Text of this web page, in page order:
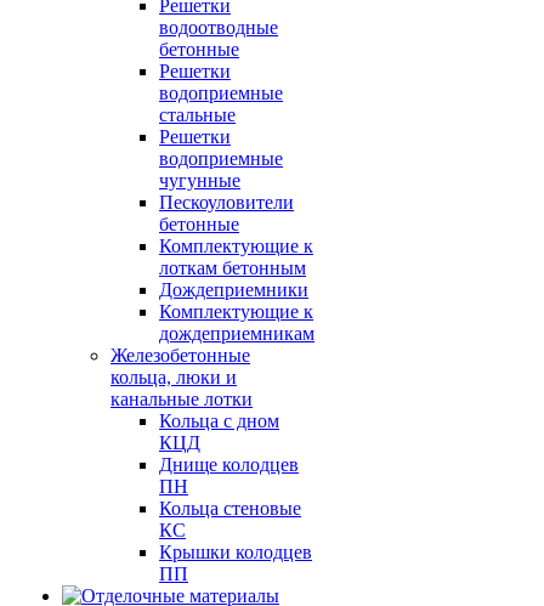
Решетки
водоотводные
бетонные
Решетки
водоприемные
стальные
Решетки
водоприемные
чугунные
Пескоуловители
бетонные
Комплектующие к
лоткам бетонным
Дождеприемники
Комплектующие к
дождеприемникам
Железобетонные
кольца, люки и
канальные лотки
Кольца с дном
КЦД
Днище колодцев
ПН
Кольца стеновые
КС
Крышки колодцев
ПП